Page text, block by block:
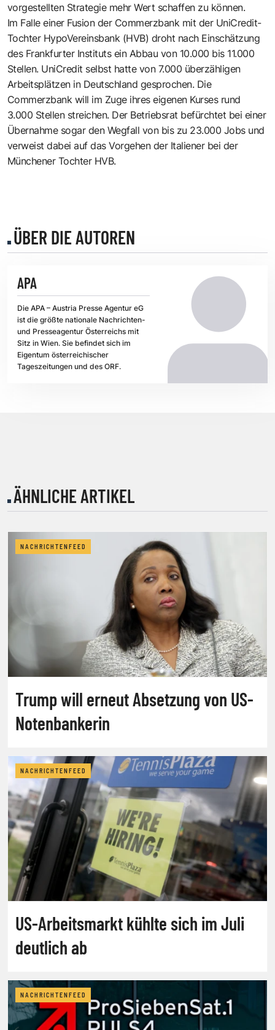
vorgestellten Strategie mehr Wert schaffen zu können.
Im Falle einer Fusion der Commerzbank mit der UniCredit-
Tochter HypoVereinsbank (HVB) droht nach Einschätzung
des Frankfurter Instituts ein Abbau von 10.000 bis 11.000
Stellen. UniCredit selbst hatte von 7.000 überzähligen
Arbeitsplätzen in Deutschland gesprochen. Die
Commerzbank will im Zuge ihres eigenen Kurses rund
3.000 Stellen streichen. Der Betriebsrat befürchtet bei einer
Übernahme sogar den Wegfall von bis zu 23.000 Jobs und
verweist dabei auf das Vorgehen der Italiener bei der
Münchener Tochter HVB.
ÜBER DIE AUTOREN
APA
Die APA – Austria Presse Agentur eG
ist die größte nationale Nachrichten-
und Presseagentur Österreichs mit
Sitz in Wien. Sie befindet sich im
Eigentum österreichischer
Tageszeitungen und des ORF.
ÄHNLICHE ARTIKEL
NACHRICHTENFEED
Trump will erneut Absetzung von US-
Notenbankerin
NACHRICHTENFEED
US-Arbeitsmarkt kühlte sich im Juli
deutlich ab
NACHRICHTENFEED